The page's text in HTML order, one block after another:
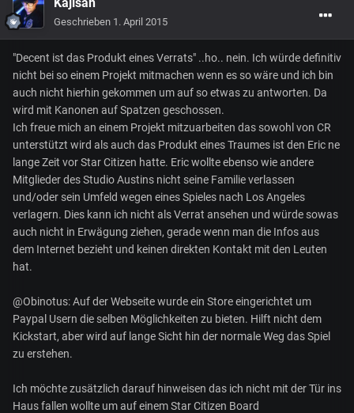
Geschrieben 1. April 2015
"Decent ist das Produkt eines Verrats" ..ho.. nein. Ich würde definitiv
nicht bei so einem Projekt mitmachen wenn es so wäre und ich bin
auch nicht hierhin gekommen um auf so etwas zu antworten. Da
wird mit Kanonen auf Spatzen geschossen.
Ich freue mich an einem Projekt mitzuarbeiten das sowohl von CR
unterstützt wird als auch das Produkt eines Traumes ist den Eric ne
lange Zeit vor Star Citizen hatte. Eric wollte ebenso wie andere
Mitglieder des Studio Austins nicht seine Familie verlassen
und/oder sein Umfeld wegen eines Spieles nach Los Angeles
verlagern. Dies kann ich nicht als Verrat ansehen und würde sowas
auch nicht in Erwägung ziehen, gerade wenn man die Infos aus
dem Internet bezieht und keinen direkten Kontakt mit den Leuten
hat.
@Obinotus: Auf der Webseite wurde ein Store eingerichtet um
Paypal Usern die selben Möglichkeiten zu bieten. Hilft nicht dem
Kickstart, aber wird auf lange Sicht hin der normale Weg das Spiel
zu erstehen.
Ich möchte zusätzlich darauf hinweisen das ich nicht mit der Tür ins
Haus fallen wollte um auf einem Star Citizen Board